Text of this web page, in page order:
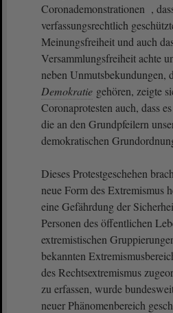
Coronademonstrationen ,
verfassungsrechtlich
Meinungsfreiheit und auch
Versammlungsfreiheit achte
neben Unmutsbekundungen,
Demokratie gehören, zeigte
Coronaprotesten auch, dass
die an den Grundpfeilern
demokratischen
Dieses Protestgeschehen
neue Form des Extremismus
eine Gefährdung der
Personen des öffentlichen
extremistischen
bekannten
des Rechtsextremismus
zu erfassen, wurde
neuer Phänomenbereich